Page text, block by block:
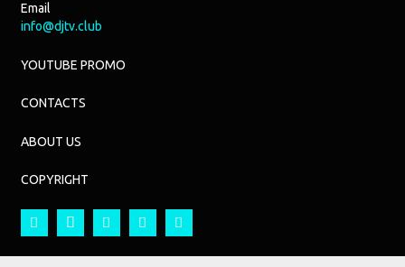
Email
info@djtv.club
YOUTUBE PROMO
CONTACTS
ABOUT US
COPYRIGHT